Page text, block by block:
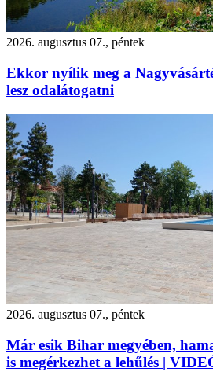
2026. augusztus 07., péntek
Ekkor nyílik meg a
lesz odalátogatni
2026. augusztus 07., péntek
Már esik Bihar megyében,
is megérkezhet a lehűlés |